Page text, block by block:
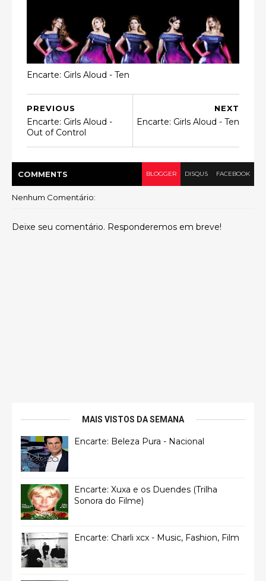
Encarte: Girls Aloud - Ten
NEXT
Encarte: Girls Aloud - Ten
PREVIOUS
Encarte: Girls Aloud -
Out of Control
COMMENTS BLOGGER DISQUS FACEBOOK
Nenhum Comentário:
Deixe seu comentário. Responderemos em breve!
MAIS VISTOS DA SEMANA
Encarte: Beleza Pura - Nacional
Encarte: Xuxa e os Duendes (Trilha
Sonora do Filme)
Encarte: Charli xcx - Music, Fashion, Film